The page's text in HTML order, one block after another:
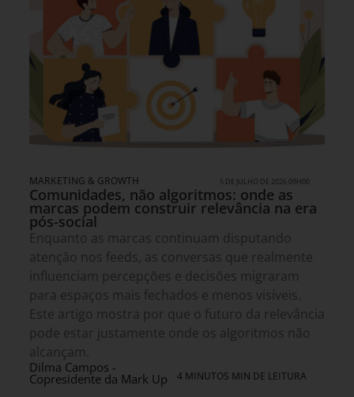
MARKETING & GROWTH 5 DE JULHO DE 2026 09H00
Comunidades, não algoritmos: onde as
marcas podem construir relevância na era
pós-social
Enquanto as marcas continuam disputando
atenção nos feeds, as conversas que realmente
influenciam percepções e decisões migraram
para espaços mais fechados e menos visíveis.
Este artigo mostra por que o futuro da relevância
pode estar justamente onde os algoritmos não
alcançam.
Dilma Campos -
Copresidente da Mark Up 4 MINUTOS MIN DE LEITURA